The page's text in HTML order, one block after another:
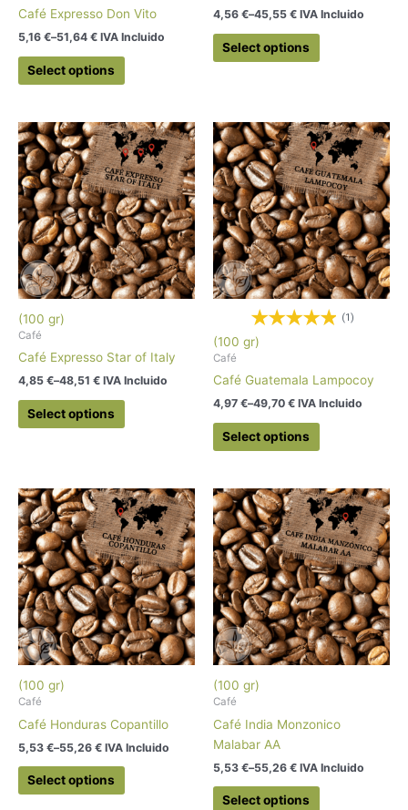
Café Expresso Don Vito
5,16 €–51,64 € IVA Incluido
Select options
4,56 €–45,55 € IVA Incluido
Select options
(100 gr)
Café
Café Expresso Star of Italy
4,85 €–48,51 € IVA Incluido
Select options
(1)
(100 gr)
Café
Café Guatemala Lampocoy
4,97 €–49,70 € IVA Incluido
Select options
(100 gr)
Café
Café Honduras Copantillo
5,53 €–55,26 € IVA Incluido
Select options
(100 gr)
Café
Café India Monzonico
Malabar AA
5,53 €–55,26 € IVA Incluido
Select options